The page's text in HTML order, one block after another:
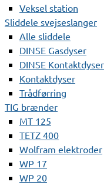
Veksel station
Sliddele svejseslanger
Alle sliddele
DINSE Gasdyser
DINSE Kontaktdyser
Kontaktdyser
Trådførring
TIG brænder
MT 125
TETZ 400
Wolfram elektroder
WP 17
WP 20